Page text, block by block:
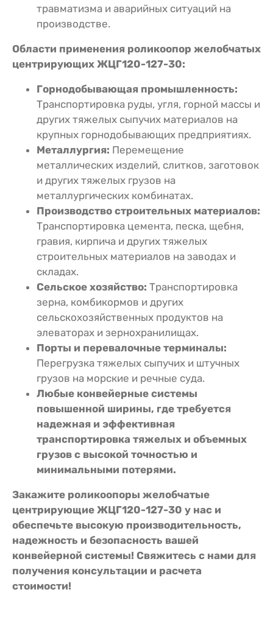
травматизма и аварийных ситуаций на
производстве.
Области применения роликоопор желобчатых
центрирующих ЖЦГ120-127-30:
Горнодобывающая промышленность:
Транспортировка руды, угля, горной массы и
других тяжелых сыпучих материалов на
крупных горнодобывающих предприятиях.
Металлургия: Перемещение
металлических изделий, слитков, заготовок
и других тяжелых грузов на
металлургических комбинатах.
Производство строительных материалов:
Транспортировка цемента, песка, щебня,
гравия, кирпича и других тяжелых
строительных материалов на заводах и
складах.
Сельское хозяйство: Транспортировка
зерна, комбикормов и других
сельскохозяйственных продуктов на
элеваторах и зернохранилищах.
Порты и перевалочные терминалы:
Перегрузка тяжелых сыпучих и штучных
грузов на морские и речные суда.
Любые конвейерные системы
повышенной ширины, где требуется
надежная и эффективная
транспортировка тяжелых и объемных
грузов с высокой точностью и
минимальными потерями.
Закажите роликоопоры желобчатые
центрирующие ЖЦГ120-127-30 у нас и
обеспечьте высокую производительность,
надежность и безопасность вашей
конвейерной системы! Свяжитесь с нами для
получения консультации и расчета
стоимости!